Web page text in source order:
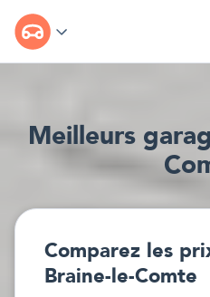
Meilleurs
Comparez les
Braine-le-Comte